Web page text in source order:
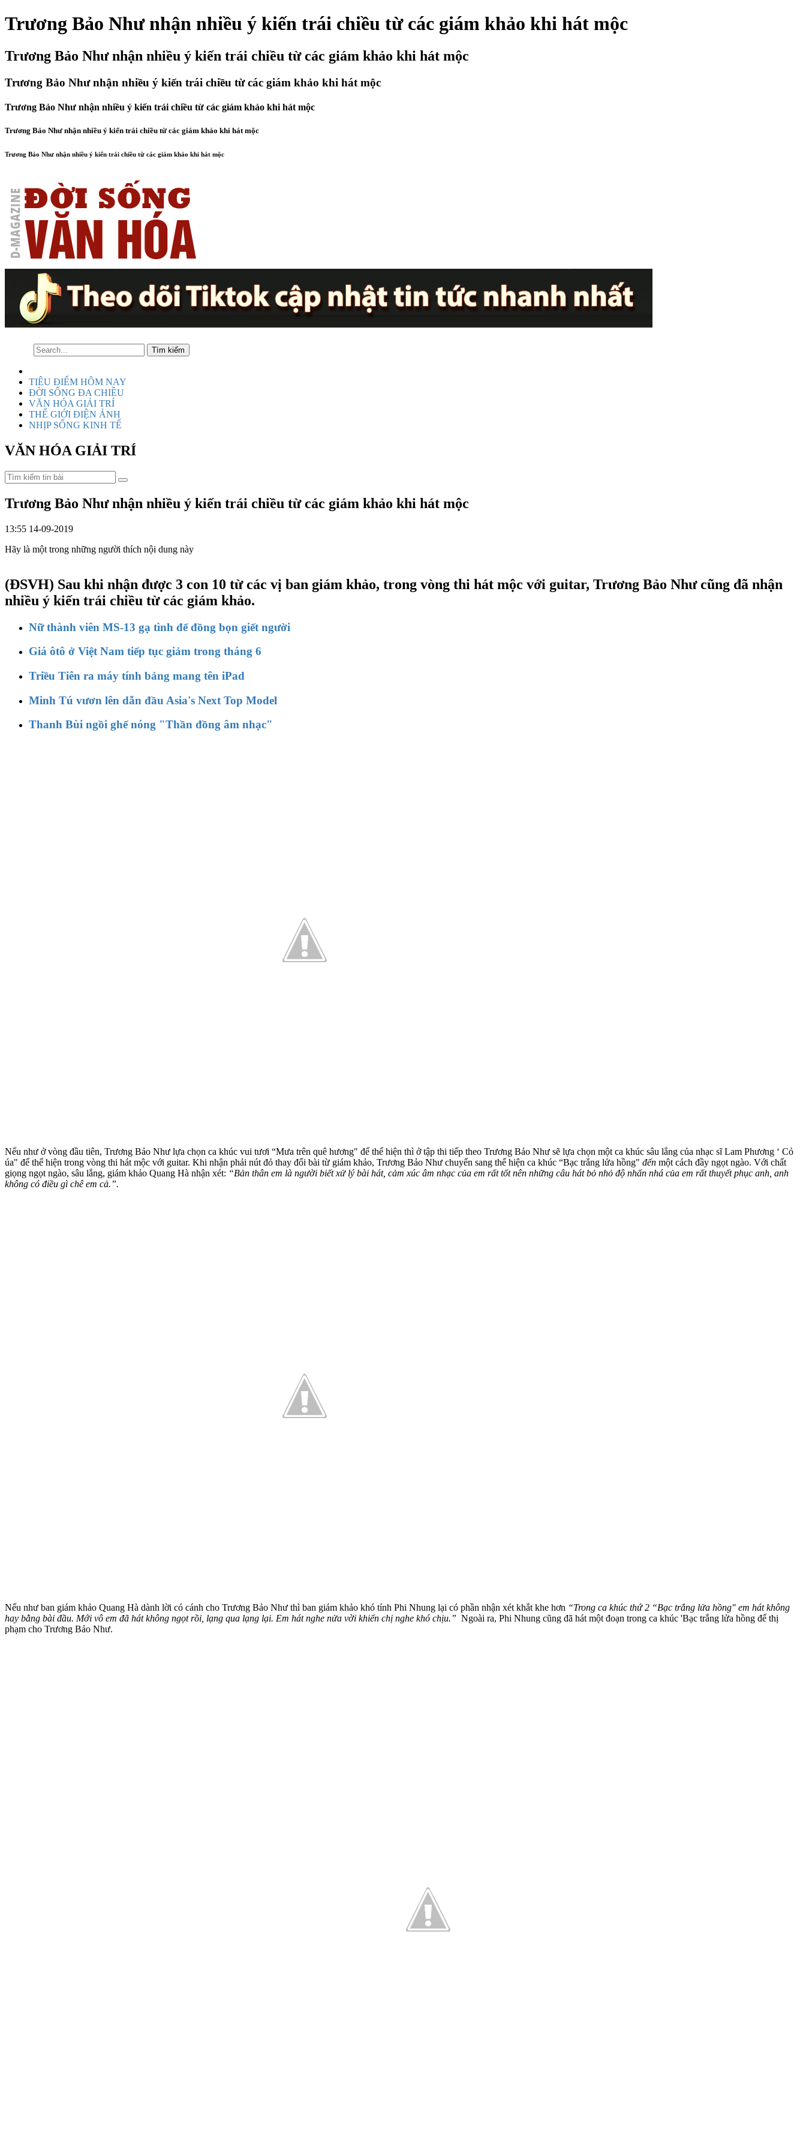
Trương Bảo Như nhận nhiều ý kiến trái chiều từ các giám khảo khi hát mộc
Trương Bảo Như nhận nhiều ý kiến trái chiều từ các giám khảo khi hát mộc
Trương Bảo Như nhận nhiều ý kiến trái chiều từ các giám khảo khi hát mộc
Trương Bảo Như nhận nhiều ý kiến trái chiều từ các giám khảo khi hát mộc
Trương Bảo Như nhận nhiều ý kiến trái chiều từ các giám khảo khi hát mộc
Trương Bảo Như nhận nhiều ý kiến trái chiều từ các giám khảo khi hát mộc
TIÊU ĐIỂM HÔM NAY
ĐỜI SỐNG ĐA CHIỀU
VĂN HÓA GIẢI TRÍ
THẾ GIỚI ĐIỆN ẢNH
NHỊP SỐNG KINH TẾ
VĂN HÓA GIẢI TRÍ
Trương Bảo Như nhận nhiều ý kiến trái chiều từ các giám khảo khi hát mộc
13:55 14-09-2019
Hãy là một trong những người thích nội dung này
(ĐSVH) Sau khi nhận được 3 con 10 từ các vị ban giám khảo, trong vòng thi hát mộc với guitar, Trương Bảo Như cũng đã nhận
nhiều ý kiến trái chiều từ các giám khảo.
Nữ thành viên MS-13 gạ tình để đồng bọn giết người
Giá ôtô ở Việt Nam tiếp tục giảm trong tháng 6
Triều Tiên ra máy tính bảng mang tên iPad
Minh Tú vươn lên dẫn đầu Asia's Next Top Model
Thanh Bùi ngồi ghế nóng "Thần đồng âm nhạc"
Nếu như ở vòng đầu tiên, Trương Bảo Như lựa chọn ca khúc vui tươi “Mưa trên quê hương" để thể hiện thì ở tập thi tiếp theo Trương Bảo Như sẽ lựa chọn một ca khúc sâu lắng của nhạc sĩ Lam Phương ‘ Cỏ
úa" để thể hiện trong vòng thi hát mộc với guitar. Khi nhận phải nút đỏ thay đổi bài từ giám khảo, Trương Bảo Như chuyển sang thể hiện ca khúc “Bạc trắng lửa hồng" đến một cách đầy ngọt ngào. Với chất
giọng ngọt ngào, sâu lắng, giám khảo Quang Hà nhận xét: “Bản thân em là người biết xử lý bài hát, cảm xúc âm nhạc của em rất tốt nên những câu hát bỏ nhỏ độ nhấn nhá của em rất thuyết phục anh, anh
không có điều gì chê em cả.”.
Nếu như ban giám khảo Quang Hà dành lời có cánh cho Trương Bảo Như thì ban giám khảo khó tính Phi Nhung lại có phần nhận xét khắt khe hơn “Trong ca khúc thứ 2 “Bạc trắng lửa hồng" em hát không
hay bằng bài đầu. Mới vô em đã hát không ngọt rồi, lạng qua lạng lại. Em hát nghe nửa vời khiến chị nghe khó chịu.” Ngoài ra, Phi Nhung cũng đã hát một đoạn trong ca khúc 'Bạc trắng lửa hồng để thị
phạm cho Trương Bảo Như.